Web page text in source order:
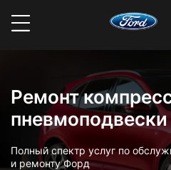
Ремонт
пневмоподвески
Полный спектр услуг по
и ремонту Форд